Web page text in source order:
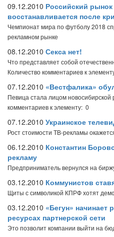
09.12.2010 Российский
восстанавливается после
Чемпионат мира по футболу 2018
рекламном рынке
08.12.2010 Секса нет!
Что представляет собой
Количество комментариев к
07.12.2010 «Вестфалика»
Певица стала лицом новосибирской
комментариев к элементу: 0
07.12.2010 Украинское
Рост стоимости ТВ-рекламы
06.12.2010 Константин
рекламу
Предприниматель вернулся на
03.12.2010 Коммунистов
Щиты с символикой КПРФ хотят
03.12.2010 «Бегун» начинает
ресурсах партнерской сети
Это позволит компании выйти на